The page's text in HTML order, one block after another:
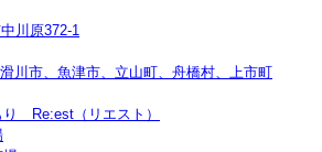
川原372-1
川市、魚津市、立山町、舟橋村、上市町